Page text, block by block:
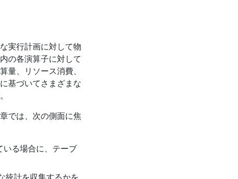
実行計画に対して物
の各演算子に対して
量、リソース消費、
基づいてさまざまな
では、次の側面に焦
いる場合に、テーブ
統計を収集するかを